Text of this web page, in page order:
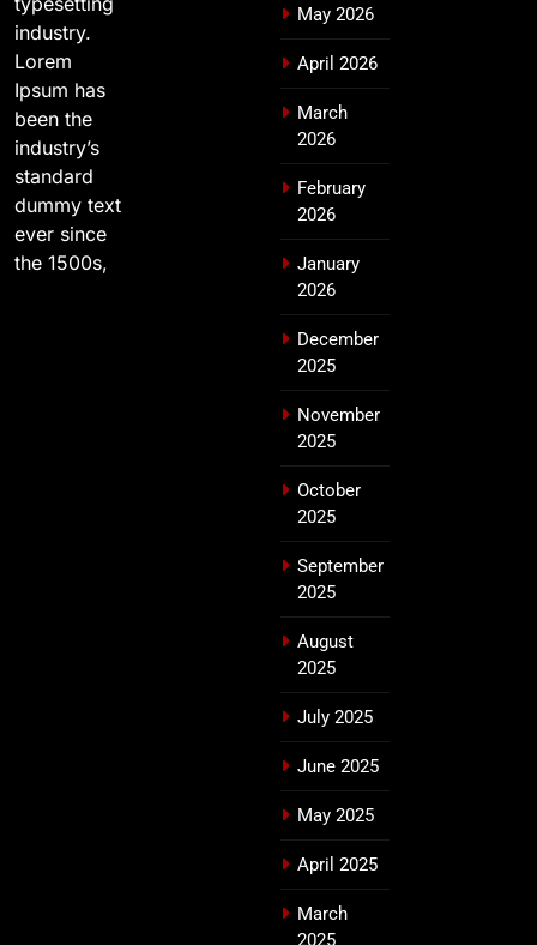
industry.
Lorem
Ipsum has
been the
industry’s
standard
dummy text
ever since
the 1500s,
May 2026
April 2026
March
2026
February
2026
January
2026
December
2025
November
2025
October
2025
September
2025
August
2025
July 2025
June 2025
May 2025
April 2025
March
2025